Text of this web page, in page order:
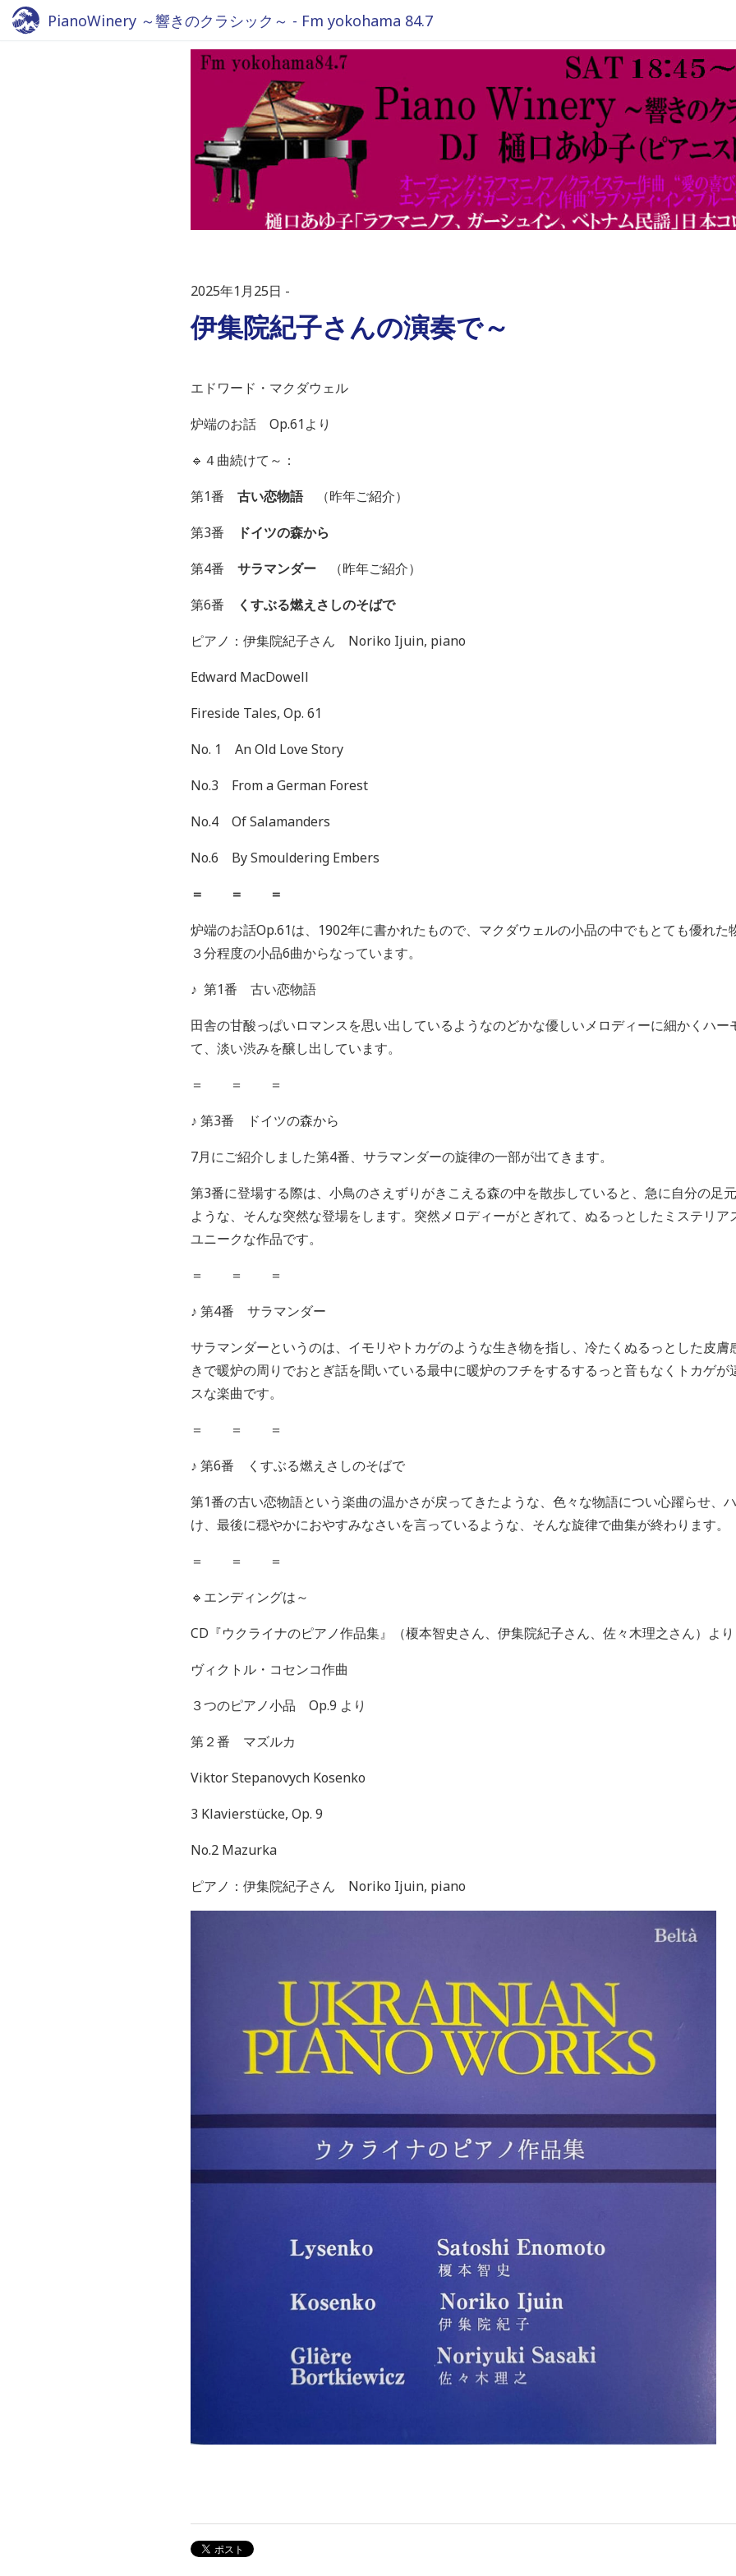
PianoWinery ～響きのクラシック～ - Fm yokohama 84.7
2025年1月25日
伊集院紀子さんの演奏で～
エドワード・マクダウェル
炉端のお話 Op.61より
🔹 ４曲続けて～：
第1番 古い恋物語
（昨年ご紹介）
第3番
ドイツの森から
第4番 サラマンダー （昨年ご紹介）
第6番
くすぶる燃えさしのそばで
ピアノ：伊集院紀子さん Noriko Ijuin, piano
Edward MacDowell
Fireside Tales, Op. 61
No. 1 An Old Love Story
No.3 From a German Forest
No.4 Of Salamanders
No.6 By Smouldering Embers
＝ ＝ ＝
炉端のお話Op.61は、1902年に書かれたもので、マクダウェルの小品の中でもとても優れた
３分程度の小品6曲からなっています。
♪ 第1番 古い恋物語
田舎の甘酸っぱいロマンスを思い出しているようなのどかな優しいメロディーに細かくハ
て、淡い渋みを醸し出しています。
＝ ＝ ＝
♪ 第3番 ドイツの森から
7月にご紹介しました第4番、サラマンダーの旋律の一部が出てきます。
第3番に登場する際は、小鳥のさえずりがきこえる森の中を散歩していると、急に自分の足
ような、そんな突然な登場をします。突然メロディーがとぎれて、ぬるっとしたミステリア
ユニークな作品です。
＝ ＝ ＝
♪ 第4番 サラマンダー
サラマンダーというのは、イモリやトカゲのような生き物を指し、冷たくぬるっとした皮
きで暖炉の周りでおとぎ話を聞いている最中に暖炉のフチをするするっと音もなくトカゲ
スな楽曲です。
＝ ＝ ＝
♪ 第6番 くすぶる燃えさしのそばで
第1番の古い恋物語という楽曲の温かさが戻ってきたような、色々な物語につい心躍らせ、
け、最後に穏やかにおやすみなさいを言っているような、そんな旋律で曲集が終わります。
＝ ＝ ＝
🔹 エンディングは～
CD『ウクライナのピアノ作品集』（榎本智史さん、伊集院紀子さん、佐々木理之さん）より
ヴィクトル・コセンコ作曲
３つのピアノ小品 Op.9 より
第２番 マズルカ
Viktor Stepanovych Kosenko
3 Klavierstücke, Op. 9
No.2 Mazurka
ピアノ：伊集院紀子さん Noriko Ijuin, piano